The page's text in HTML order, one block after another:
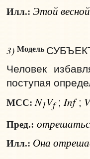
Илл.: Этой
3) Модель
Человек
поступая
МСС: N1Vf; Inf; V
Пред.:
Илл.: Она